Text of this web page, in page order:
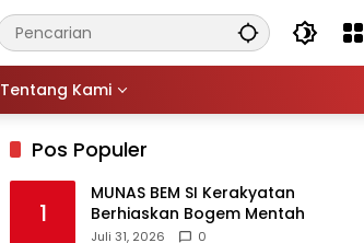
Tentang Kami
Pos Populer
1
MUNAS BEM SI Kerakyatan
Berhiaskan Bogem Mentah
Juli 31, 2026 0